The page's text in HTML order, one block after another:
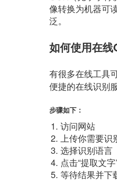
像转换为机器可
泛。
如何使用在线
有很多在线工具
便捷的在线识别
步骤如下：
访问网站
上传你需要识
选择识别语言
点击“提取文字
等待结果并下